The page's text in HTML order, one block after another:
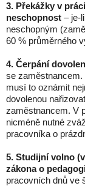
3. Překážky v
neschopnost – je-
neschopným
60 % průměrného
4. Čerpání
se zaměstnancem.
musí to oznámit
dovolenou
zaměstnancem. V
nicméně nutné
pracovníka o
5. Studijní volno
zákona o
pracovních dnů ve